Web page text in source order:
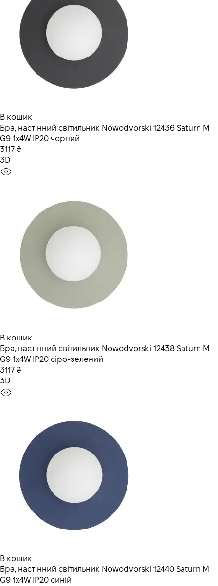
В кошик
Бра, настінний світильник Nowodvorski 12436 Saturn M
G9 1x4W IP20 чорний
3117 ₴
3D
В кошик
Бра, настінний світильник Nowodvorski 12438 Saturn M
G9 1x4W IP20 сіро-зелений
3117 ₴
3D
В кошик
Бра, настінний світильник Nowodvorski 12440 Saturn M
G9 1x4W IP20 синій